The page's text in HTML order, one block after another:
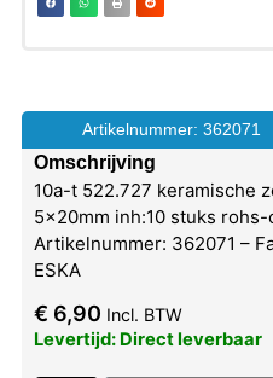
Artikelnummer: 362071
Omschrijving
10a-t 522.727 keramische
5x20mm inh:10 stuks
Artikelnummer: 362071 –
ESKA
€ 6,90 Incl. BTW
Levertijd: Direct leverbaar